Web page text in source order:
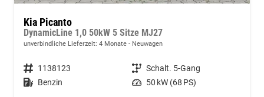
Kia Picanto
DynamicLine 1,0 50kW 5 Sitze MJ27
unverbindliche Lieferzeit: 4 Monate Neuwagen
Fahrzeugnummer 1138123 Getriebe Schalt. 5-Gang
Kraftstoff Benzin Leistung 50 kW (68 PS)